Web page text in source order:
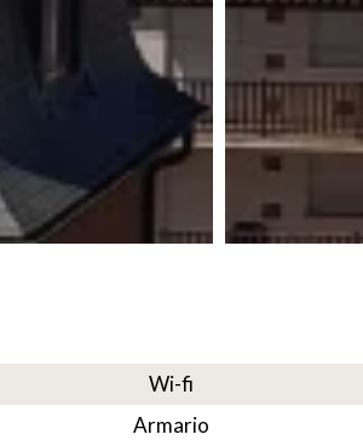
Wi-fi
Armario